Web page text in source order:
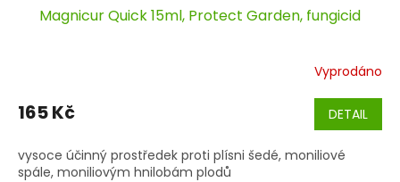
Magnicur Quick 15ml, Protect Garden, fungicid
Vyprodáno
165 Kč DETAIL
vysoce účinný prostředek proti plísni šedé, moniliové
spále, moniliovým hnilobám plodů